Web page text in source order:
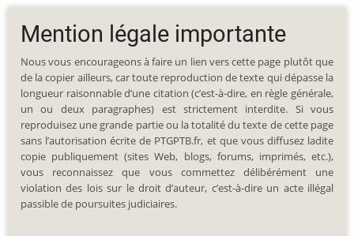
Mention légale importante
Nous vous encourageons à faire un lien vers cette page plutôt que
de la copier ailleurs, car toute reproduction de texte qui dépasse la
longueur raisonnable d’une citation (c’est-à-dire, en règle générale,
un ou deux paragraphes) est strictement interdite. Si vous
reproduisez une grande partie ou la totalité du texte de cette page
sans l’autorisation écrite de PTGPTB.fr, et que vous diffusez ladite
copie publiquement (sites Web, blogs, forums, imprimés, etc.),
vous reconnaissez que vous commettez délibérément une
violation des lois sur le droit d’auteur, c’est-à-dire un acte illégal
passible de poursuites judiciaires.